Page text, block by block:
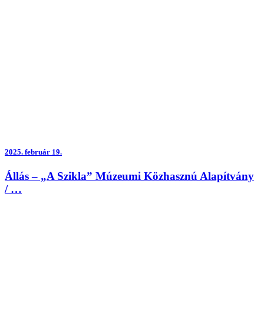
2025. február 19.
Állás – „A Szikla” Múzeumi Közhasznú Alapítvány
/ …